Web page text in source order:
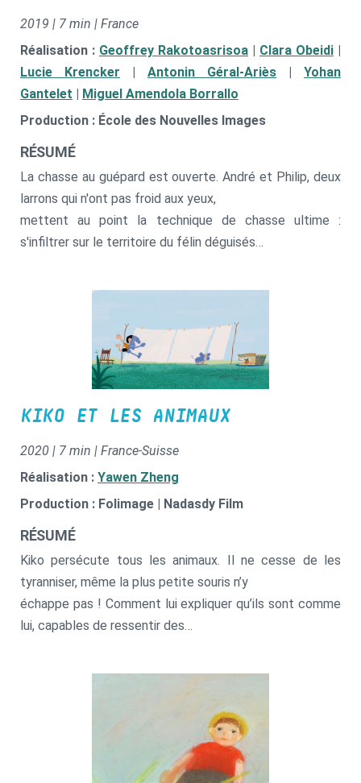
2019 | 7 min | France
Réalisation : Geoffrey Rakotoasrisoa | Clara Obeidi |
Lucie Krencker | Antonin Géral-Ariès | Yohan
Gantelet | Miguel Amendola Borrallo
Production : École des Nouvelles Images
RÉSUMÉ
La chasse au guépard est ouverte. André et Philip, deux
larrons qui n'ont pas froid aux yeux,
mettent au point la technique de chasse ultime :
s'infiltrer sur le territoire du félin déguisés
KIKO ET LES ANIMAUX
2020 | 7 min | France-Suisse
Réalisation : Yawen Zheng
Production : Folimage | Nadasdy Film
RÉSUMÉ
Kiko persécute tous les animaux. Il ne cesse de les
tyranniser, même la plus petite souris n’y
échappe pas ! Comment lui expliquer qu’ils sont comme
lui, capables de ressentir des